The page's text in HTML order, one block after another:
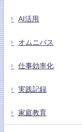
AI活用
オムニバス
仕事効率化
実践記録
家庭教育